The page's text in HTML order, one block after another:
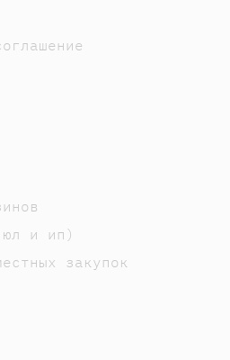
юл и ип)
закупок